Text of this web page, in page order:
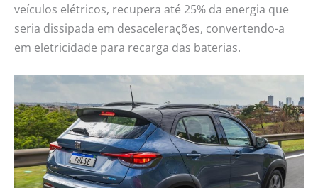
veículos elétricos, recupera até 25% da energia que
seria dissipada em desacelerações, convertendo-a
em eletricidade para recarga das baterias.